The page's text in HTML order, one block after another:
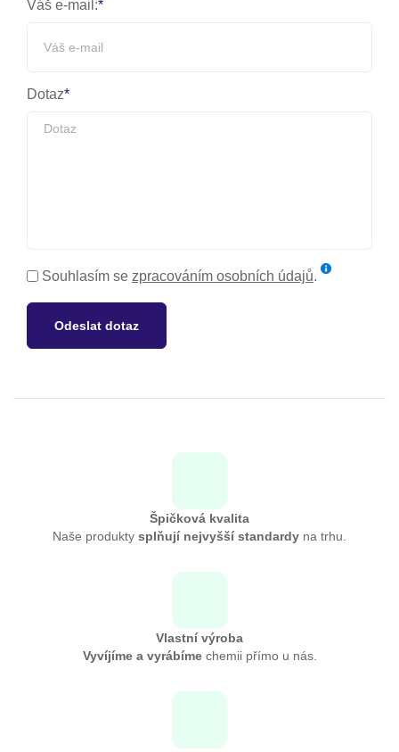
Váš e-mail:
Dotaz
Souhlasím se zpracováním osobních údajů.
Odeslat dotaz
Špičková kvalita
Naše produkty splňují nejvyšší standardy na trhu.
Vlastní výroba
Vyvíjíme a vyrábímechemii přímo u nás.